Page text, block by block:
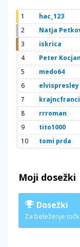
1 hac_123
2
Natja
3
iskrica
4
Peter Kocjan
5
medo64
6
elvispresley
7
krajncfranci
8
rrroman
9
tito1000
10
tomi prda
Moji dosežki
Dosežki
Za beleženje